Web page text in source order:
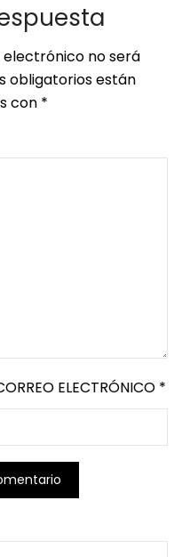
no será
obligatorios están
con *
ELECTRÓNICO *